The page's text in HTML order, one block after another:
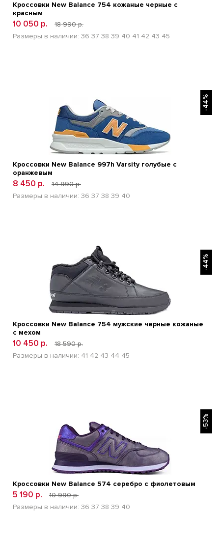
Кроссовки New Balance 754 кожаные черные с
красным
10 050 р.
18 990 р.
Размеры в наличии: 36 37 38 39 40 41 42 43 45
-44%
Кроссовки New Balance 997h Varsity голубые с
оранжевым
8 450 р.
14 990 р.
Размеры в наличии: 36 37 38 39 40
БЫСТРЫЙ ПРОСМОТР
-44%
Кроссовки New Balance 754 мужские черные кожаные
с мехом
10 450 р.
18 590 р.
Размеры в наличии: 41 42 43 44 45
-53%
Кроссовки New Balance 574 серебро с фиолетовым
5 190 р.
10 990 р.
Размеры в наличии: 36 37 38 39 40